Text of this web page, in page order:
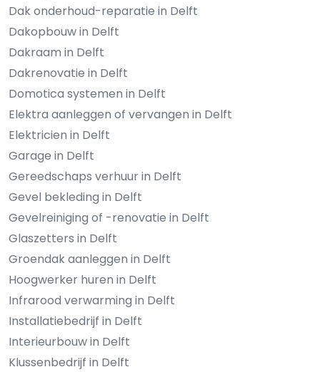
Dak onderhoud-reparatie in Delft
Dakopbouw in Delft
Dakraam in Delft
Dakrenovatie in Delft
Domotica systemen in Delft
Elektra aanleggen of vervangen in Delft
Elektricien in Delft
Garage in Delft
Gereedschaps verhuur in Delft
Gevel bekleding in Delft
Gevelreiniging of -renovatie in Delft
Glaszetters in Delft
Groendak aanleggen in Delft
Hoogwerker huren in Delft
Infrarood verwarming in Delft
Installatiebedrijf in Delft
Interieurbouw in Delft
Klussenbedrijf in Delft